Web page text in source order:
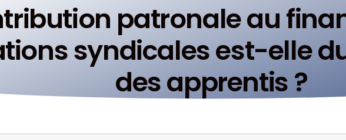
patronale au
syndicales est-elle
des apprentis ?